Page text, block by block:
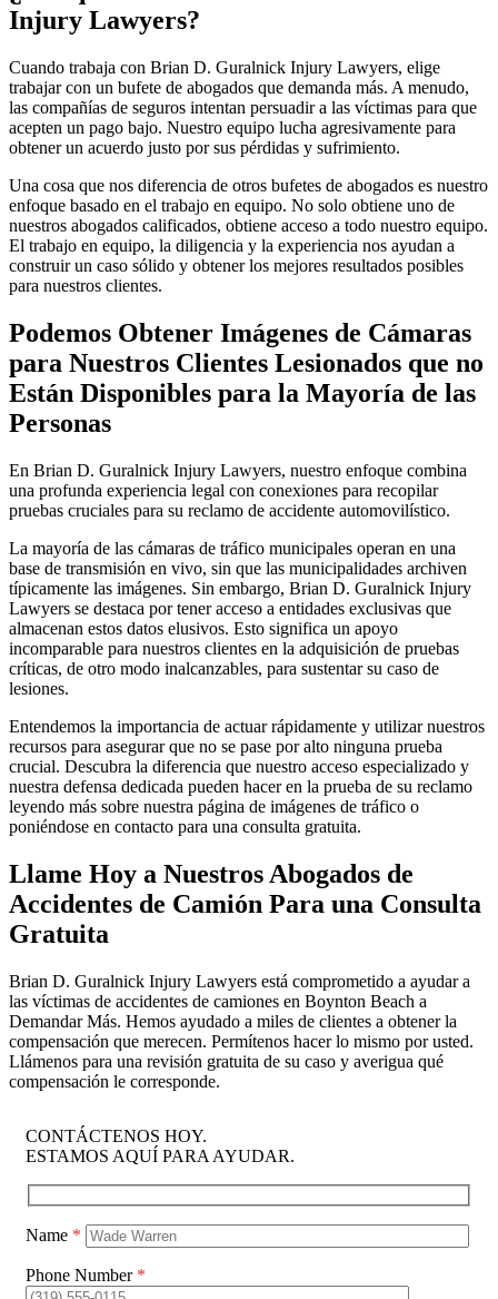
Injury Lawyers?
Cuando trabaja con Brian D. Guralnick Injury Lawyers, elige
trabajar con un bufete de abogados que demanda más. A menudo,
las compañías de seguros intentan persuadir a las víctimas para que
acepten un pago bajo. Nuestro equipo lucha agresivamente para
obtener un acuerdo justo por sus pérdidas y sufrimiento.
Una cosa que nos diferencia de otros bufetes de abogados es nuestro
enfoque basado en el trabajo en equipo. No solo obtiene uno de
nuestros abogados calificados, obtiene acceso a todo nuestro equipo.
El trabajo en equipo, la diligencia y la experiencia nos ayudan a
construir un caso sólido y obtener los mejores resultados posibles
para nuestros clientes.
Podemos Obtener Imágenes de Cámaras
para Nuestros Clientes Lesionados que no
Están Disponibles para la Mayoría de las
Personas
En Brian D. Guralnick Injury Lawyers, nuestro enfoque combina
una profunda experiencia legal con conexiones para recopilar
pruebas cruciales para su reclamo de accidente automovilístico.
La mayoría de las cámaras de tráfico municipales operan en una
base de transmisión en vivo, sin que las municipalidades archiven
típicamente las imágenes. Sin embargo, Brian D. Guralnick Injury
Lawyers se destaca por tener acceso a entidades exclusivas que
almacenan estos datos elusivos. Esto significa un apoyo
incomparable para nuestros clientes en la adquisición de pruebas
críticas, de otro modo inalcanzables, para sustentar su caso de
lesiones.
Entendemos la importancia de actuar rápidamente y utilizar nuestros
recursos para asegurar que no se pase por alto ninguna prueba
crucial. Descubra la diferencia que nuestro acceso especializado y
nuestra defensa dedicada pueden hacer en la prueba de su reclamo
leyendo más sobre nuestra página de imágenes de tráfico o
poniéndose en contacto para una consulta gratuita.
Llame Hoy a Nuestros Abogados de
Accidentes de Camión Para una Consulta
Gratuita
Brian D. Guralnick Injury Lawyers está comprometido a ayudar a
las víctimas de accidentes de camiones en Boynton Beach a
Demandar Más. Hemos ayudado a miles de clientes a obtener la
compensación que merecen. Permítenos hacer lo mismo por usted.
Llámenos para una revisión gratuita de su caso y averigua qué
compensación le corresponde.
CONTÁCTENOS HOY.
ESTAMOS AQUÍ PARA AYUDAR.
Name *
Phone Number *